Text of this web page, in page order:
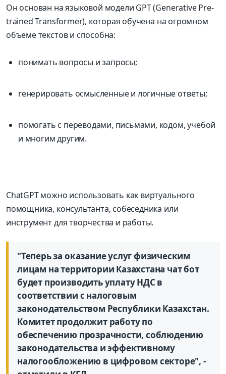
Он основан на языковой модели GPT (Generative Pre-
trained Transformer), которая обучена на огромном
объеме текстов и способна:
понимать вопросы и запросы;
генерировать осмысленные и логичные ответы;
помогать с переводами, письмами, кодом, учебой
и многим другим.
ChatGPT можно использовать как виртуального
помощника, консультанта, собеседника или
инструмент для творчества и работы.
"Теперь за оказание услуг физическим
лицам на территории Казахстана чат бот
будет производить уплату НДС в
соответствии с налоговым
законодательством Республики Казахстан.
Комитет продолжит работу по
обеспечению прозрачности, соблюдению
законодательства и эффективному
налогообложению в цифровом секторе", -